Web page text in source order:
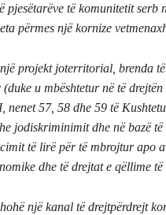
pjesëtarëve të komunitetit
përmes një kornize
projekt joterritorial, brenda
(duke u mbështetur në të
57, 58 dhe 59 të
jodiskriminimit dhe në bazë
të lirë për të mbrojtur apo
dhe të drejtat e qëllime
një kanal të drejtpërdrejt